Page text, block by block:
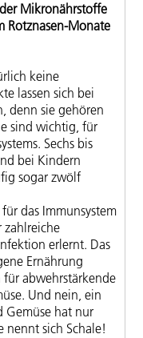
Mikronährstoffe
Rotznasen-Monate
keine
lassen sich bei
denn sie gehören
sind wichtig, für
Sechs bis
bei Kindern
sogar zwölf
das Immunsystem
zahlreiche
erlernt. Das
Ernährung
abwehrstärkende
Und nein, ein
Gemüse hat nur
nennt sich Schale!